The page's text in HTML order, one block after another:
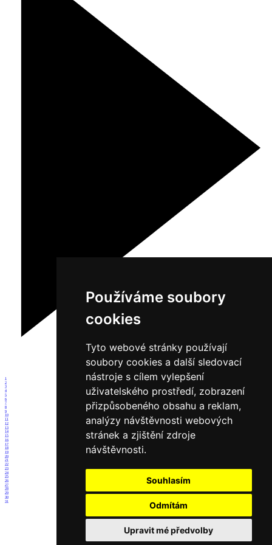
Používáme soubory
cookies
Tyto webové stránky používají
soubory cookies a další sledovací
nástroje s cílem vylepšení
uživatelského prostředí, zobrazení
přizpůsobeného obsahu a reklam,
analýzy návštěvnosti webových
stránek a zjištění zdroje
návštěvnosti.
Souhlasím
Odmítám
Upravit mé předvolby
1
2
3
4
5
6
7
8
9
10
11
12
13
14
15
16
17
18
19
20
21
22
23
24
25
26
27
28
29
30
31